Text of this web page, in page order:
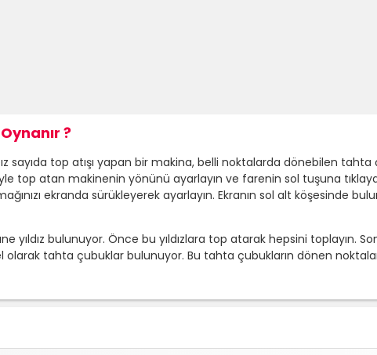
?
sayıda top atışı yapan bir makina, belli noktalarda dönebilen
top atan makinenin yönünü ayarlayın ve farenin sol tuşuna
ekranda sürükleyerek ayarlayın. Ekranın sol alt köşesinde
yıldız bulunuyor. Önce bu yıldızlara top atarak hepsini toplayın.
tahta çubuklar bulunuyor. Bu tahta çubukların dönen